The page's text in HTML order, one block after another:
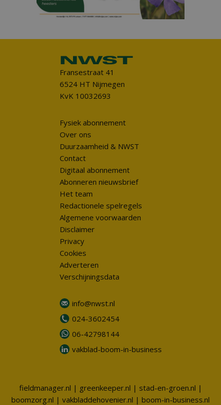
Fransestraat 41
6524 HT Nijmegen
KvK 10032693
Fysiek abonnement
Over ons
Duurzaamheid & NWST
Contact
Digitaal abonnement
Abonneren nieuwsbrief
Het team
Redactionele spelregels
Algemene voorwaarden
Disclaimer
Privacy
Cookies
Adverteren
Verschijningsdata
info@nwst.nl
024-3602454
06-42798144
vakblad-boom-in-business
fieldmanager.nl | greenkeeper.nl | stad-en-groen.nl |
boomzorg.nl | vakbladdehovenier.nl | boom-in-business.nl